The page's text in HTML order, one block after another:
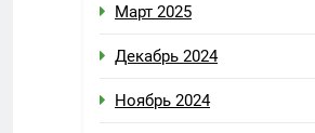
Март 2025
Декабрь 2024
Ноябрь 2024